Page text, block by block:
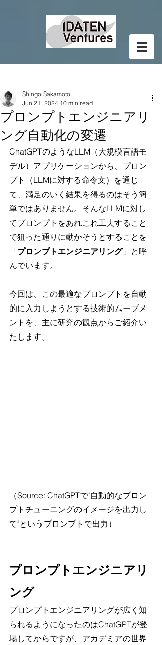
プロンプトエンジニアリ
ング自動化の変遷
Shingo Sakamoto
Jun 21, 2024 10 min read
ChatGPTのようなLLM（大規模言語モ
デル）アプリケーションから、プロン
プト（LLMに対する命令文）を通じ
て、満足のいく結果を得るのはそう簡
単ではありません。そんなLLMに対し
てプロンプトをあれこれ工夫すること
で狙った通りに動かそうとすることを
「プロンプトエンジニアリング」と呼
んでいます。
今回は、この最適なプロンプトを自動
的に入力しようとする技術的ムーブメ
ントを、主に研究の観点からご紹介い
たします。
（Source: ChatGPTで"自動的なプロン
プトチューニングのイメージを出力し
て"というプロンプトで出力）
プロンプトエンジニアリ
ング
プロンプトエンジニアリングが広く知
られるようになったのはChatGPTが登
場してからですが、アカデミアの世界